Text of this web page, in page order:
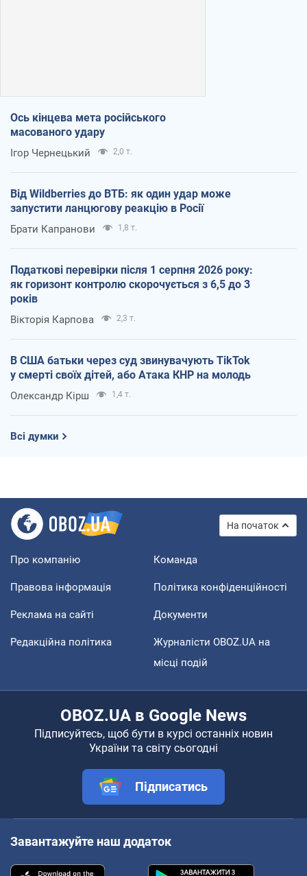
Ось кінцева мета російського
масованого удару
Ігор Чернецький 2,0 т.
Від Wildberries до ВТБ: як один удар може
запустити ланцюгову реакцію в Росії
Брати Капранови 1,8 т.
Податкові перевірки після 1 серпня 2026 року:
як горизонт контролю скорочується з 6,5 до 3
років
Вікторія Карпова 2,3 т.
В США батьки через суд звинувачують TikTok
у смерті своїх дітей, або Атака КНР на молодь
Олександр Кірш 1,4 т.
Всі думки
На початок
Про компанію Команда
Правова інформація Політика конфіденційності
Реклама на сайті Документи
Редакційна політика
Журналісти OBOZ.UA на
місці подій
OBOZ.UA в Google News
Підписуйтесь, щоб бути в курсі останніх новин
України та світу сьогодні
Підписатись
Завантажуйте наш додаток